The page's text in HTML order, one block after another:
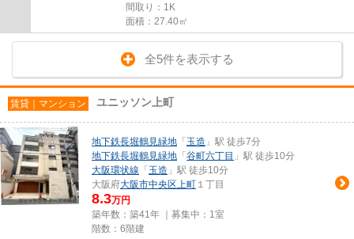
間取り：1K
面積：27.40㎡
全5件を表示する
賃貸｜マンション ユニッソン上町
地下鉄長堀鶴見緑地 「 玉造 」駅 徒歩7分
地下鉄長堀鶴見緑地 「 谷町六丁目 」駅 徒歩10分
大阪環状線 「 玉造 」駅 徒歩10分
大阪府大阪市中央区上町 １丁目
8.3万円
築年数：築41年 ｜募集中： 1室
階数：6階建